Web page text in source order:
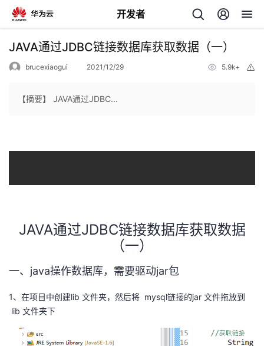
开发者
返
我
的
我
JAVA通过JDBC链接数据库获取数据（一）
brucexiaogui 2021/12/29 5.9k+
【摘要】 JAVA通过JDBC...
JAVA通过JDBC链接数据库获取数据
（一）
一、java操作数据库，需要驱动jar包
1、在项目中创建lib 文件夹，然后将 mysql链接的jar 文件拖放到
lib 文件夹下